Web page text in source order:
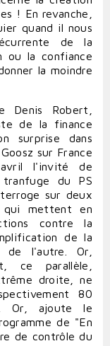
! En revanche,
quand il nous
de la
ou la confiance
la moindre
Denis Robert,
de la finance
surprise dans
Goosz sur France
l'invité de
du PS
sur deux
qui mettent en
contre la
de la
de l'autre. Or,
ce parallèle,
droite, ne
80
Or, ajoute le
de "En
de contrôle du